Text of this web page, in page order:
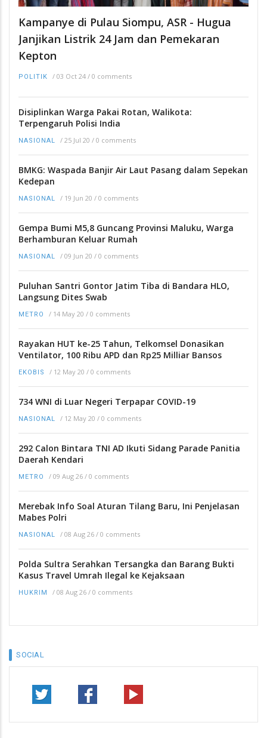
Kampanye di Pulau Siompu, ASR - Hugua
Janjikan Listrik 24 Jam dan Pemekaran
Kepton
POLITIK / 03 Oct 24 / 0 comments
Disiplinkan Warga Pakai Rotan, Walikota:
Terpengaruh Polisi India
NASIONAL / 25 Jul 20 / 0 comments
BMKG: Waspada Banjir Air Laut Pasang dalam Sepekan
Kedepan
NASIONAL / 19 Jun 20 / 0 comments
Gempa Bumi M5,8 Guncang Provinsi Maluku, Warga
Berhamburan Keluar Rumah
NASIONAL / 09 Jun 20 / 0 comments
Puluhan Santri Gontor Jatim Tiba di Bandara HLO,
Langsung Dites Swab
METRO / 14 May 20 / 0 comments
Rayakan HUT ke-25 Tahun, Telkomsel Donasikan
Ventilator, 100 Ribu APD dan Rp25 Milliar Bansos
EKOBIS / 12 May 20 / 0 comments
734 WNI di Luar Negeri Terpapar COVID-19
NASIONAL / 12 May 20 / 0 comments
292 Calon Bintara TNI AD Ikuti Sidang Parade Panitia
Daerah Kendari
METRO / 09 Aug 26 / 0 comments
Merebak Info Soal Aturan Tilang Baru, Ini Penjelasan
Mabes Polri
NASIONAL / 08 Aug 26 / 0 comments
Polda Sultra Serahkan Tersangka dan Barang Bukti
Kasus Travel Umrah Ilegal ke Kejaksaan
HUKRIM / 08 Aug 26 / 0 comments
SOCIAL